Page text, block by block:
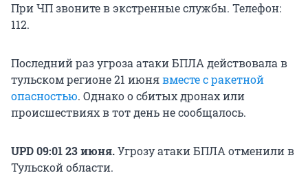
При ЧП звоните в экстренные службы. Телефон:
112.
Последний раз угроза атаки БПЛА действовала в
тульском регионе 21 июнявместе с ракетной
опасностью. Однако о сбитых дронах или
происшествиях в тот день не сообщалось.
UPD 09:01 23 июня.Угрозу атаки БПЛА отменили в
Тульской области.